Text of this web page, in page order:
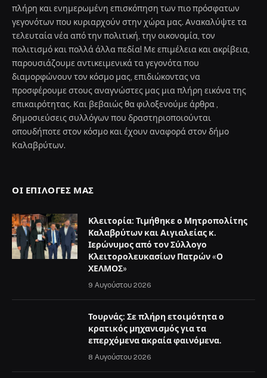
πλήρη και ενημερωμένη επισκόπηση των πιο πρόσφατων
γεγονότων που κυριαρχούν στην χώρα μας. Ανακαλύψτε τα
τελευταία νέα από την πολιτική, την οικονομία, τον
πολιτισμό και πολλά άλλα πεδία! Με επιμέλεια και ακρίβεια,
παρουσιάζουμε αντικειμενικά τα γεγονότα που
διαμορφώνουν τον κόσμο μας, επιδιώκοντας να
προσφέρουμε στους αναγνώστες μας μια πλήρη εικόνα της
επικαιρότητας. Και βεβαιώς θα φιλοξενούμε άρθρα ,
δημοσιεύσεις συλλόγων που δραστηριοποιούνται
οπουδήποτε στον κόσμο και έχουν αναφορά στον δήμο
Καλαβρύτων.
ΟΙ ΕΠΙΛΟΓΈΣ ΜΑΣ
Κλειτορία: Τιμήθηκε ο Μητροπολίτης
Καλαβρύτων και Αιγιαλείας κ.
Ιερώνυμος από τον Σύλλογο
Κλειτορολευκασίων Πατρών «Ο
ΧΕΛΜΟΣ»
9 Αυγούστου 2026
Τουρνάς: Σε πλήρη ετοιμότητα ο
κρατικός μηχανισμός για τα
επερχόμενα ακραία φαινόμενα.
8 Αυγούστου 2026